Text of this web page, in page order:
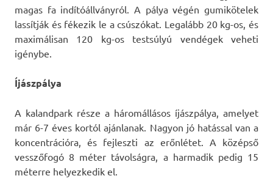
magas fa indítóállványról. A pálya végén gumikötelek
lassítják és fékezik le a csúszókat. Legalább 20 kg-os, és
maximálisan 120 kg-os testsúlyú vendégek veheti
igénybe.
Íjászpálya
A kalandpark része a háromállásos íjászpálya, amelyet
már 6-7 éves kortól ajánlanak. Nagyon jó hatással van a
koncentrációra, és fejleszti az erőnlétet. A középső
vesszőfogó 8 méter távolságra, a harmadik pedig 15
méterre helyezkedik el.